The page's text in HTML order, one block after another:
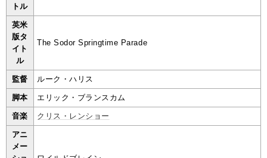
トル
英米
版タ
イト
ル
The Sodor Springtime Parade
監督 ルーク・ハリス
脚本 エリック・ブランスカム
音楽 クリス・レンショー
アニ
メー